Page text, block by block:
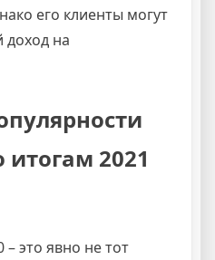
его клиенты могут
доход на
2021
это явно не тот